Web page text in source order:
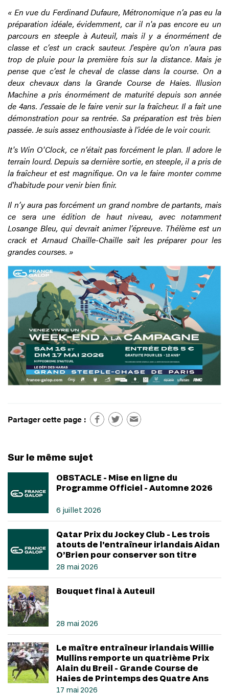
« En vue du Ferdinand Dufaure, Métronomique n’a pas eu la
préparation idéale, évidemment, car il n'a pas encore eu un
parcours en steeple à Auteuil, mais il y a énormément de
classe et c’est un crack sauteur. J'espère qu'on n'aura pas
trop de pluie pour la première fois sur la distance. Mais je
pense que c’est le cheval de classe dans la course. On a
deux chevaux dans la Grande Course de Haies. Illusion
Machine a pris énormément de maturité depuis son année
de 4ans. J'essaie de le faire venir sur la fraîcheur. Il a fait une
démonstration pour sa rentrée. Sa préparation est très bien
passée. Je suis assez enthousiaste à l’idée de le voir courir.
It's Win O'Clock, ce n’était pas forcément le plan. Il adore le
terrain lourd. Depuis sa dernière sortie, en steeple, il a pris de
la fraîcheur et est magnifique. On va le faire monter comme
d'habitude pour venir bien finir.
Il n’y aura pas forcément un grand nombre de partants, mais
ce sera une édition de haut niveau, avec notamment
Losange Bleu, qui devrait animer l’épreuve. Thélème est un
crack et Arnaud Chaille-Chaille sait les préparer pour les
grandes courses. »
Partager cette page :
Sur le même sujet
OBSTACLE - Mise en ligne du
Programme Officiel - Automne 2026
6 juillet 2026
Qatar Prix du Jockey Club - Les trois
atouts de l’entraîneur irlandais Aidan
O’Brien pour conserver son titre
28 mai 2026
Bouquet final à Auteuil
28 mai 2026
Le maître entraîneur irlandais Willie
Mullins remporte un quatrième Prix
Alain du Breil - Grande Course de
Haies de Printemps des Quatre Ans
17 mai 2026